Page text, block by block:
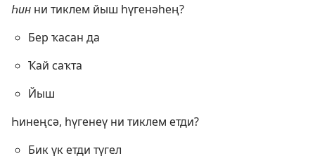
Һин ни тиклем йыш һүгенәһең?
Бер ҡасан да
Ҡай саҡта
Йыш
Һинеңсә, һүгенеү ни тиклем етди?
Бик үк етди түгел